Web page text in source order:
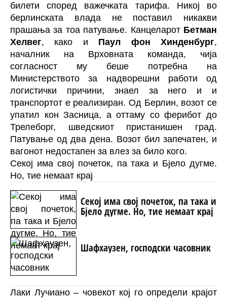
билети според важечката тарифа. Никој во
берлинската влада не поставил никакви
прашања за тоа патување. Канцеларот Бетман
Хелвег, како и Паул фон Хинденбург,
началник на Врховната команда, чија
согласност му беше потребна на
Министерството за надворешни работи од
логистички причини, знаел за него и и
транспортот е реализиран. Од Берлин, возот се
упатил кон Засница, а оттаму со ферибот до
Трелеборг, шведскиот пристанишен град.
Патување од два дена. Возот бил запечатен, и
вагонот недостапен за влез за било кого.
Секој има свој почеток, па така и Бјело дугме.
Но, тие немаат крај
Секој има свој почеток, па така и
Бјело дугме. Но, тие немаат крај
Шафхаузен, господски часовник
Лаки Лучиано – човекот кој го определи крајот